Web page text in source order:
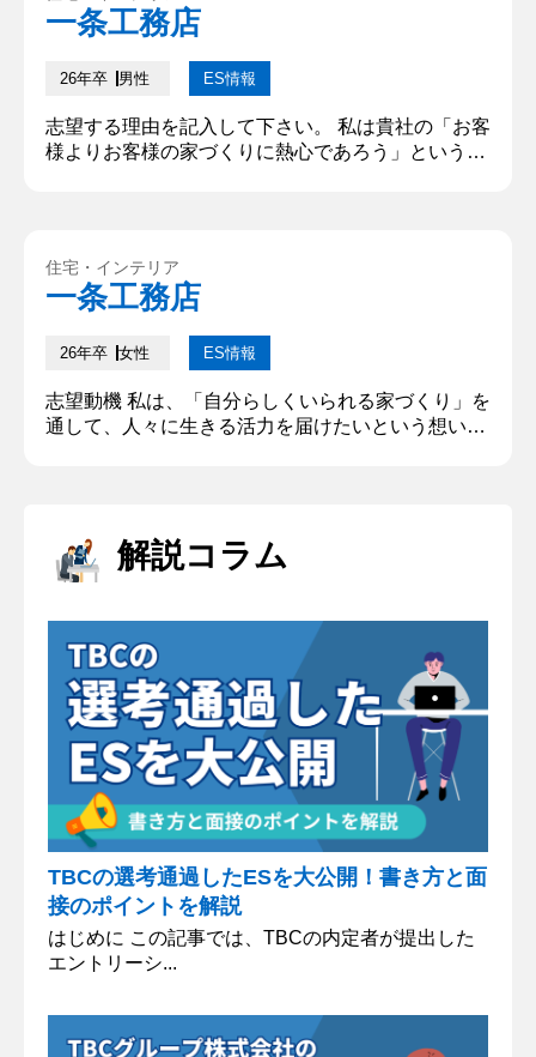
どまで低下しました。 これまでに発揮した力を実際
一条工務店
26年卒 男性 ES情報
志望する理由を記入して下さい。 私は貴社の「お客
様よりお客様の家づくりに熱心であろう」という企
して志望校合格の結果を出すために、熱意を持って
指導にあたり、生徒が合格を達成できた際には「先
住宅・インテリア
一条工務店
26年卒 女性 ES情報
志望動機 私は、「自分らしくいられる家づくり」を
通して、人々に生きる活力を届けたいという想いを
で、お客様の活力の源をつくり、日々の日常を応援
するきっかけを作りたいと考えています。これに
解説コラム
TBCの選考通過したESを大公開！書き方と面
接のポイントを解説
はじめに この記事では、TBCの内定者が提出した
エントリーシ...